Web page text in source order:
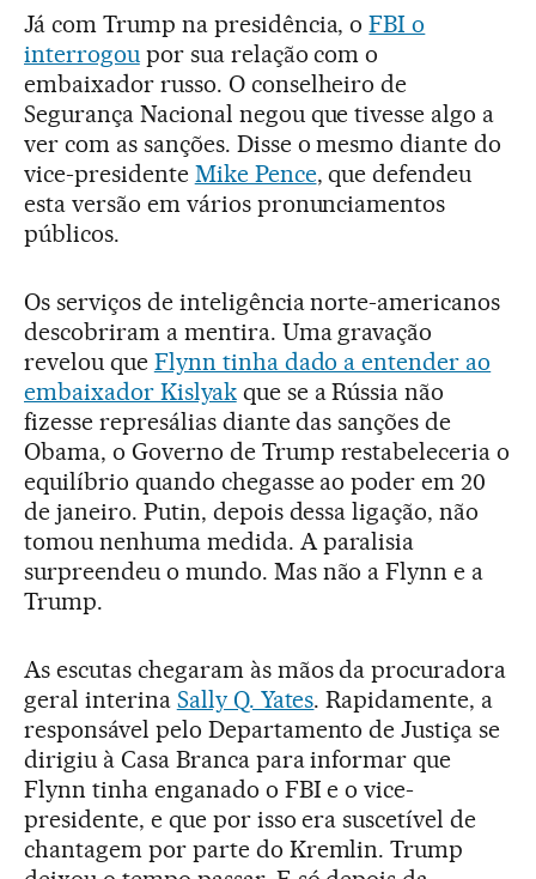
Já com Trump na presidência, oFBI o
interrogou por sua relação com o
embaixador russo. O conselheiro de
Segurança Nacional negou que tivesse algo a
ver com as sanções. Disse o mesmo diante do
vice-presidente Mike Pence, que defendeu
esta versão em vários pronunciamentos
públicos.
Os serviços de inteligência norte-americanos
descobriram a mentira. Uma gravação
revelou que Flynn tinha dado a entender ao
embaixador Kislyakque se a Rússia não
fizesse represálias diante das sanções de
Obama, o Governo de Trump restabeleceria o
equilíbrio quando chegasse ao poder em 20
de janeiro. Putin, depois dessa ligação, não
tomou nenhuma medida. A paralisia
surpreendeu o mundo. Mas não a Flynn e a
Trump.
As escutas chegaram às mãos da procuradora
geral interina Sally Q. Yates. Rapidamente, a
responsável pelo Departamento de Justiça se
dirigiu à Casa Branca para informar que
Flynn tinha enganado o FBI e o vice-
presidente, e que por isso era suscetível de
chantagem por parte do Kremlin. Trump